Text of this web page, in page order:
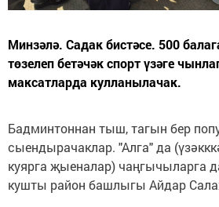
Минзәлә. Садак бистәсе. 500
төзелеп бетәчәк спорт үзәге
максатларда кулланылачак.
Бадминтоннан тыш, тагын бер
сыендырачаклар. "Алга" да
куярга җыеналар) чаңгычыларга
кушты район башлыгы Айдар